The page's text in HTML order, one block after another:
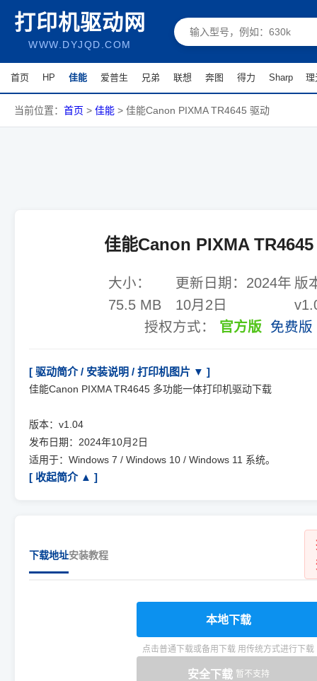
打印机驱动网
WWW.DYJQD.COM
首页 HP 佳能 爱普生 兄弟 联想 奔图 得力 Sharp 理
当前位置： 首页 > 佳能 > 佳能Canon PIXMA TR4645 驱动
佳能Canon PIXMA
大小：
75.5 MB
更新日期： 2024年
10月2日
版
授权方式： 官方版 免费版
[ 驱动简介 / 安装说明 / 打印机图片 ▼ ]
佳能Canon PIXMA TR4645 多功能一体打印机驱动下载
版本：v1.04
发布日期：2024年10月2日
适用于：Windows 7 / Windows 10 / Windows 11 系统。
[ 收起简介 ▲ ]
下载地址安装教程
本地下载
点击普通下载或备用下载 用传统方式进行下载
安全下载 暂不支持